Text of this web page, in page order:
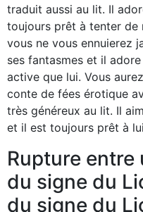
traduit aussi au lit. Il
toujours prêt à tenter de
vous ne vous ennuierez
ses fantasmes et il
active que lui. Vous
conte de fées érotique
très généreux au lit. Il
et il est toujours prêt à
Rupture
du signe du
du signe du